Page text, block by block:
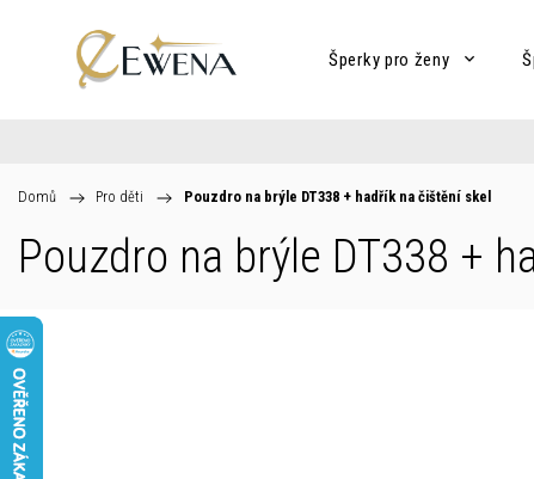
Šperky pro ženy
Domů / Pro děti / Pouzdro na brýle DT338 + hadřík na čištění skel
Pouzdro na brýle DT338 +